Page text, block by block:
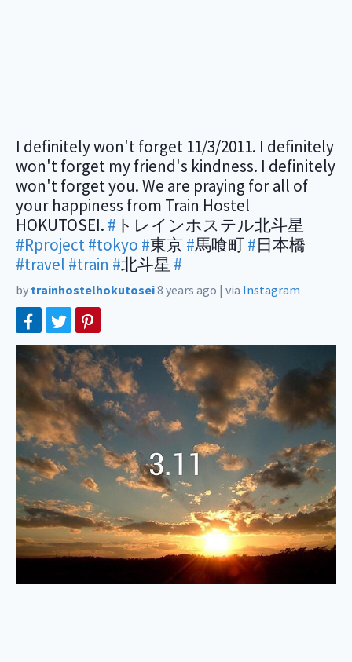
I definitely won't forget 11/3/2011. I definitely
won't forget my friend's kindness. I definitely
won't forget you. We are praying for all of
your happiness from Train Hostel
HOKUTOSEI. # トレインホステル北斗星
#Rproject#tokyo #東京#馬喰町#日本橋
#travel #train #北斗星 #
by trainhostelhokutosei8 years ago | via Instagram